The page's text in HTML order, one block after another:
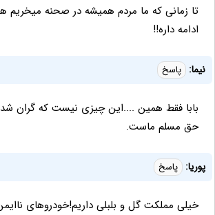
تا زمانی که ما مردم همیشه در صحنه میخریم
ادامه داره!!
نیما: پاسخ
بابا فقط همین ....این چیزی نیست که گران
حق مسلم ماست.
پوریا: پاسخ
خیلی مملکت گل و بلبلی داریم!خودروهای